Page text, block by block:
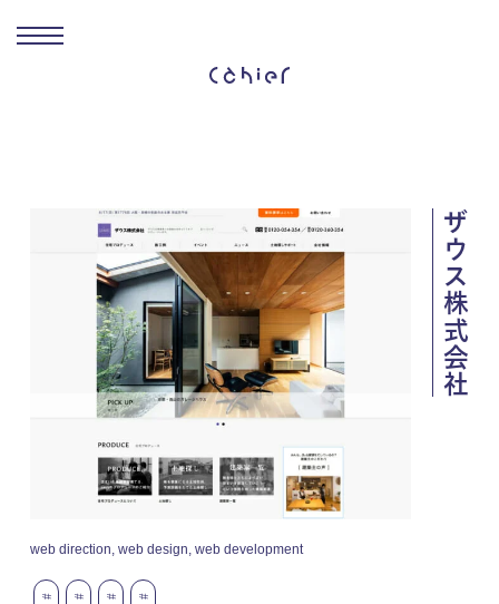
ザウス株式会社
web direction, web design, web development